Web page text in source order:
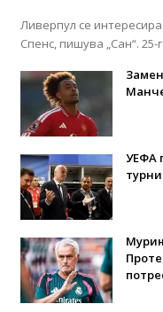
Ливерпул се
Спенс, пишува „Сан“.
УЕФА